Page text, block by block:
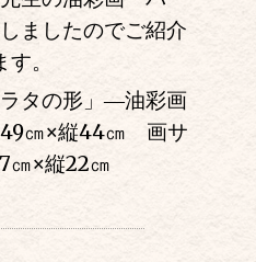
ましたのでご紹介
す。
タの形」―油彩画
㎝×縦44㎝ 画サ
㎝×縦22㎝